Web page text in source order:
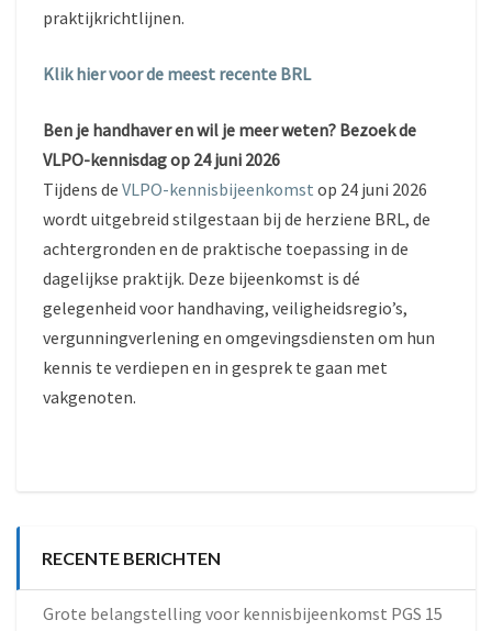
praktijkrichtlijnen.
Klik hier voor de meest recente BRL
Ben je handhaver en wil je meer weten? Bezoek de
VLPO-kennisdag op 24 juni 2026
Tijdens de VLPO-kennisbijeenkomst op 24 juni 2026
wordt uitgebreid stilgestaan bij de herziene BRL, de
achtergronden en de praktische toepassing in de
dagelijkse praktijk. Deze bijeenkomst is dé
gelegenheid voor handhaving, veiligheidsregio’s,
vergunningverlening en omgevingsdiensten om hun
kennis te verdiepen en in gesprek te gaan met
vakgenoten.
RECENTE BERICHTEN
Grote belangstelling voor kennisbijeenkomst PGS 15